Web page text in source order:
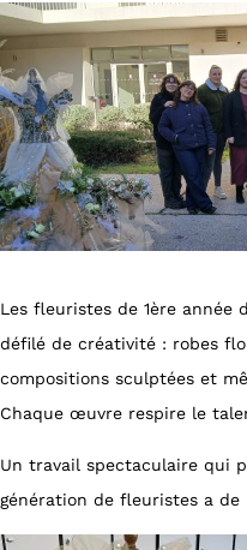
Les fleuristes de 1ère année
défilé de créativité : robes
compositions sculptées et
Chaque œuvre respire le
Un travail spectaculaire qui
génération de fleuristes a de